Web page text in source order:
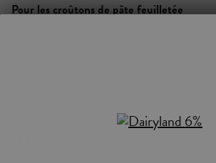
Pour les croûtons de pâte feuilletée